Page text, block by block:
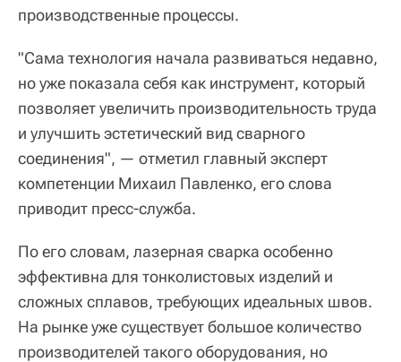
производственные процессы.
"Сама технология начала развиваться недавно,
но уже показала себя как инструмент, который
позволяет увеличить производительность труда
и улучшить эстетический вид сварного
соединения", — отметил главный эксперт
компетенции Михаил Павленко, его слова
приводит пресс-служба.
По его словам, лазерная сварка особенно
эффективна для тонколистовых изделий и
сложных сплавов, требующих идеальных швов.
На рынке уже существует большое количество
производителей такого оборудования, но